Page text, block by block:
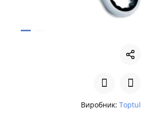
Виробник: Toptul